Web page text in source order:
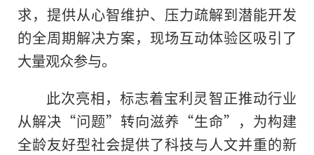
求，提供从心智维护、压力疏解到潜能开发
的全周期解决方案，现场互动体验区吸引了
大量观众参与。
此次亮相，标志着宝利灵智正推动行业
从解决“问题”转向滋养“生命”，为构建
全龄友好型社会提供了科技与人文并重的新